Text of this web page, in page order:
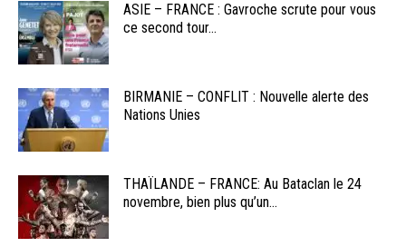
ASIE – FRANCE : Gavroche scrute pour vous
ce second tour...
BIRMANIE – CONFLIT : Nouvelle alerte des
Nations Unies
THAÏLANDE – FRANCE: Au Bataclan le 24
novembre, bien plus qu’un...